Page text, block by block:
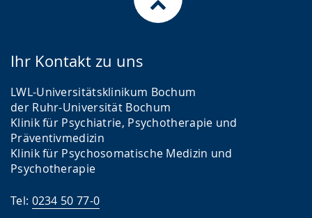
Ihr Kontakt zu uns
LWL-Universitätsklinikum Bochum
der Ruhr-Universität Bochum
Klinik für Psychiatrie, Psychotherapie und
Präventivmedizin
Klinik für Psychosomatische Medizin und
Psychotherapie
Tel: 0234 50 77-0